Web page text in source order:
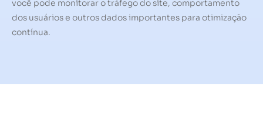
você pode monitorar o tráfego do site, comportamento
dos usuários e outros dados importantes para otimização
contínua.